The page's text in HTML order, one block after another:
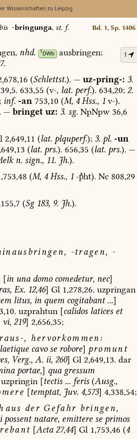
Wissenschaften zu Leipzig
bis -bringunga, st. f. Bd. 1, Sp. 1406
1
nhd. 1DWb
ausbringen;
(Schlettst.). — uz-pring-: 3.
633,55 (v-, lat.perf.). 634,20; 2.
inf. -an753,10 (M,4Hss.,1v-).
— bringetuz: 3.sg. NpNpw36,6
2,649,11 (lat. plquperf.); 3. pl. -un
(lat.prs.). 656,35 (lat.prs.). —
n.sign.,11.Jh.).
(M, 4Hss., 1 -ht). Nc 808,29
(Sg183,9.Jh.).
-tragen, -
[inunadomo comedetur,nec]
Ex. 12,46] Gl1,278,26. uzpringan
litus,inquemcogitabant...]
uzprahtun[calidoslatices et
vi,219] 2,656,35;
, hervorkommen:
cavo serobore] promunt
Verg.,A. ii,260] Gl2,649,13. dar
portae,] quagressum
uzpringin[tectis...feris(Ausg.,
[temptat, Juv. 4,573] 4,338,54;
aus der Gefahr bringen,
possent natare, emittere se primos
[Acta27,44] Gl 1,753,46 (4